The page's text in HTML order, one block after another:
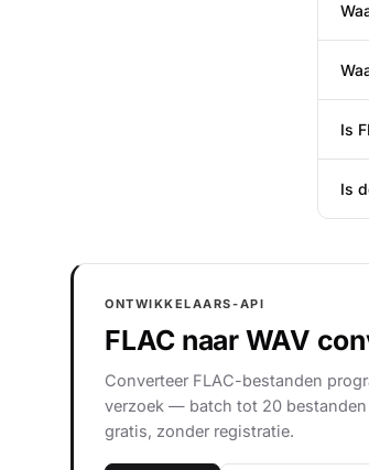
Is
Is
ONTWIKKELAARS-API
FLAC naar WAV
Converteer FLAC-bestanden
verzoek — batch tot 20
gratis, zonder registratie.